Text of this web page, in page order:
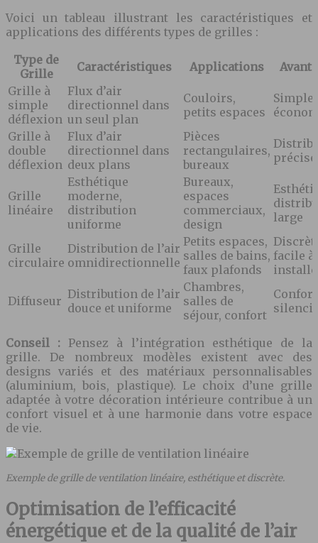
Voici un tableau illustrant les caractéristiques et
applications des différents types de grilles :
Type de
Grille
Caractéristiques Applications
Grille à
simple
déflexion
Flux d’air
directionnel dans
un seul plan
Couloirs,
petits espaces
Simple,
Grille à
double
déflexion
Flux d’air
directionnel dans
deux plans
Pièces
rectangulaires,
bureaux
précise
Grille
linéaire
Esthétique
moderne,
distribution
uniforme
Bureaux,
espaces
commerciaux,
design
large
Grille
circulaire
Distribution de l’air
omnidirectionnelle
Petits espaces,
salles de bains,
faux plafonds
facile à
Diffuseur Distribution de l’air
douce et uniforme
Chambres,
salles de
séjour, confort
Conseil : Pensez à l’intégration esthétique de la
grille. De nombreux modèles existent avec des
designs variés et des matériaux personnalisables
(aluminium, bois, plastique). Le choix d’une grille
adaptée à votre décoration intérieure contribue à un
confort visuel et à une harmonie dans votre espace
de vie.
Exemple de grille de ventilation linéaire, esthétique et discrète.
Optimisation de l’efficacité
énergétique et de la qualité de l’air